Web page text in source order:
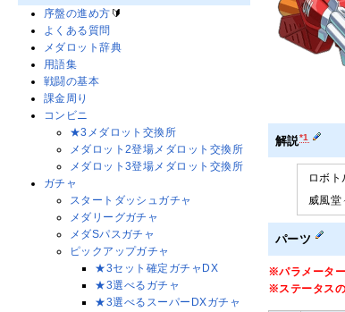
解説*1
ロボ
威風堂
パーツ
※パラメータ
※ステータス
序盤の進め方 🔰
よくある質問
メダロット辞典
用語集
戦闘の基本
課金周り
コンビニ
★3メダロット交換所
メダロット2登場メダロット交換所
メダロット3登場メダロット交換所
ガチャ
スタートダッシュガチャ
メダリーグガチャ
メダSパスガチャ
ピックアップガチャ
★3セット確定ガチャDX
★3選べるガチャ
★3選べるスーパーDXガチャ